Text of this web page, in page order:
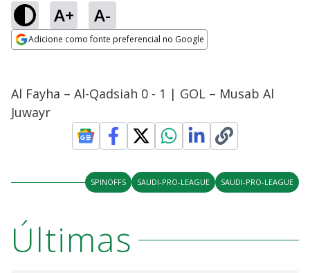
A+ A-
Adicione como fonte preferencial no Google
Al Fayha – Al-Qadsiah 0 - 1 | GOL – Musab Al
Juwayr
SPINOFFS SAUDI-PRO-LEAGUE SAUDI-PRO-LEAGUE
Últimas